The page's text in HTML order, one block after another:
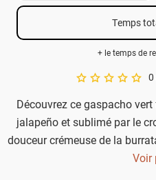
Index des recettes
Guide d'achat
Temps
+ le temps de
A star rating of 00
Découvrez ce gaspacho
jalapeño et sublimé par le
douceur crémeuse de la
au frais permet aux
Voir